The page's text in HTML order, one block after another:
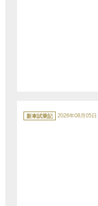
テ
ゴ
新車試乗記 2026年08月05日